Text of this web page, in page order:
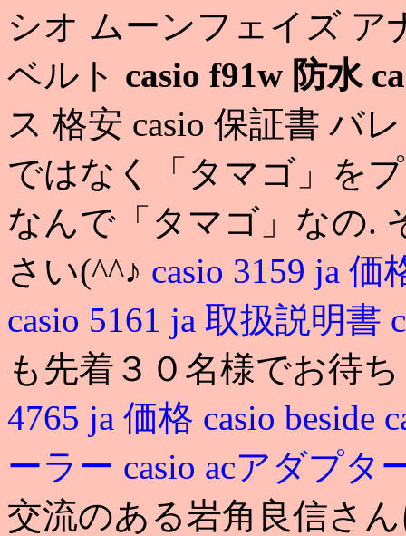
シオ ムーンフェイズ ア
ベルト casio f91w 防水
ス 格安 casio 保証書 バ
ではなく「タマゴ」を
なんで「タマゴ」なの.
さい(^^♪ casio 3159 ja 価
casio 5161 ja 取扱説明書
も先着３０名様でお待
4765 ja 価格 casio beside
ーラー casio acアダプタ
交流のある岩角良信さ